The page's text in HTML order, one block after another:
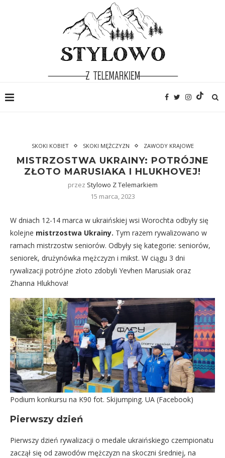
SKOKI KOBIET SKOKI MĘŻCZYZN ZAWODY KRAJOWE
MISTRZOSTWA UKRAINY: POTRÓJNE
ZŁOTO MARUSIAKA I HLUKHOVEJ!
przez Stylowo Z Telemarkiem
15 marca, 2023
W dniach 12-14 marca w ukraińskiej wsi Worochta odbyły się
kolejne mistrzostwa Ukrainy. Tym razem rywalizowano w
ramach mistrzostw seniorów. Odbyły się kategorie: seniorów,
seniorek, drużynówka mężczyzn i mikst. W ciągu 3 dni
rywalizacji potrójne złoto zdobyli Yevhen Marusiak oraz
Zhanna Hlukhova!
Podium konkursu na K90 fot. Skijumping. UA (Facebook)
Pierwszy dzień
Pierwszy dzień rywalizacji o medale ukraińskiego czempionatu
zaczął się od zawodów mężczyzn na skoczni średniej, na